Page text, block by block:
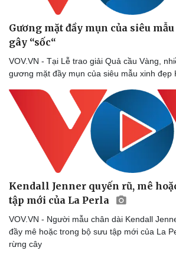
Sức khỏe
Dinh dưỡng - món ngon
Sản phụ khoa
Nhi khoa
Nam khoa
Làm đẹp - giảm cân
Phòng mạch online
Đời sống
Nhà đẹp
Tình
Gương mặt đầy mụn của siêu
gây “sốc“
VOV.VN - Tại Lễ trao giải Quả cầu Vàng,
gương mặt đầy mụn của siêu mẫu xinh đẹp
Kendall Jenner quyến rũ, mê
tập mới của La Perla
VOV.VN - Người mẫu chân dài Kendall
đầy mê hoặc trong bộ sưu tập mới của La
rừng cây